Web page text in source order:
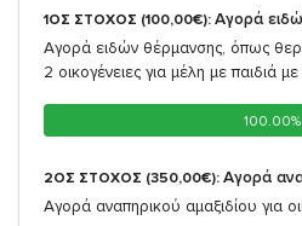
1ΟΣ ΣΤΟΧΟΣ (100,00€): Αγορά
Αγορά ειδών θέρμανσης, όπως
2 οικογένειες για μέλη με παιδιά
100.00%
100.00%
2ΟΣ ΣΤΟΧΟΣ (350,00€): Αγορά
Αγορά αναπηρικού αμαξιδίου για